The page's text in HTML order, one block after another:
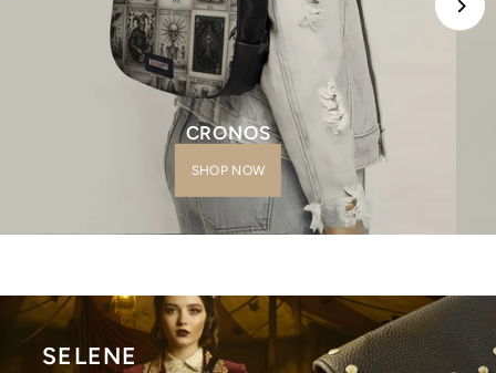
CRONOS
SHOP NOW
SELENE